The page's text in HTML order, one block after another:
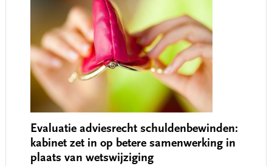
Evaluatie adviesrecht schuldenbewinden:
kabinet zet in op betere samenwerking in
plaats van wetswijziging